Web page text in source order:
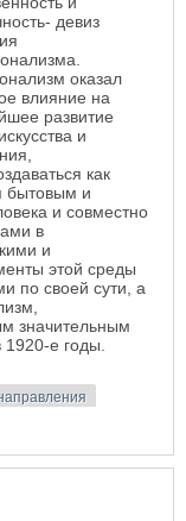
девиз
оказал
влияние на
развитие
и
как
бытовым и
и совместно
в
и
этой среды
по своей сути, а
значительным
е годы.